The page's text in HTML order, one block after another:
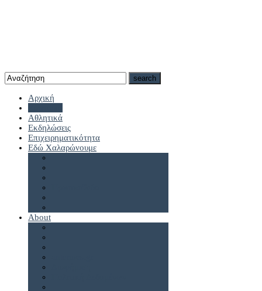
Αρχική
Αθλητικά
Εκδηλώσεις
Επιχειρηματικότητα
Εδώ Χαλαρώνουμε
About